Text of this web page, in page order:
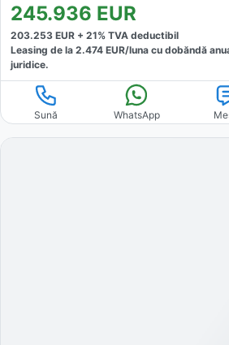
245.936 EUR
203.253 EUR + 21% TVA deductibil
Leasing de la 2.474 EUR/luna cu dobăndă
juridice.
Sună WhatsApp